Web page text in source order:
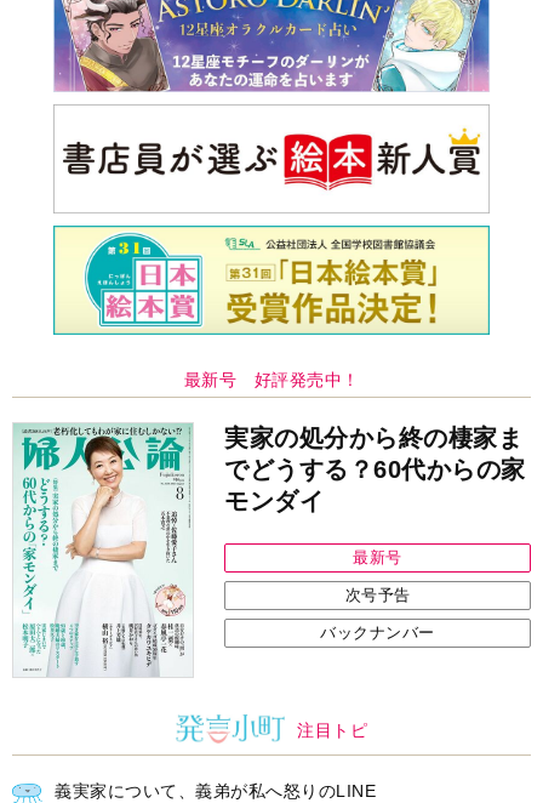
モンダイ
最新号
次号予告
バックナンバー
注目トピ
義実家について、義弟が私へ怒りのLINE
結婚1か月で離婚を決めました。本当によかったのでしょう
か
中央公論新社の本
52ヘルツのクジラたち
詳しくみる
インフォメーション